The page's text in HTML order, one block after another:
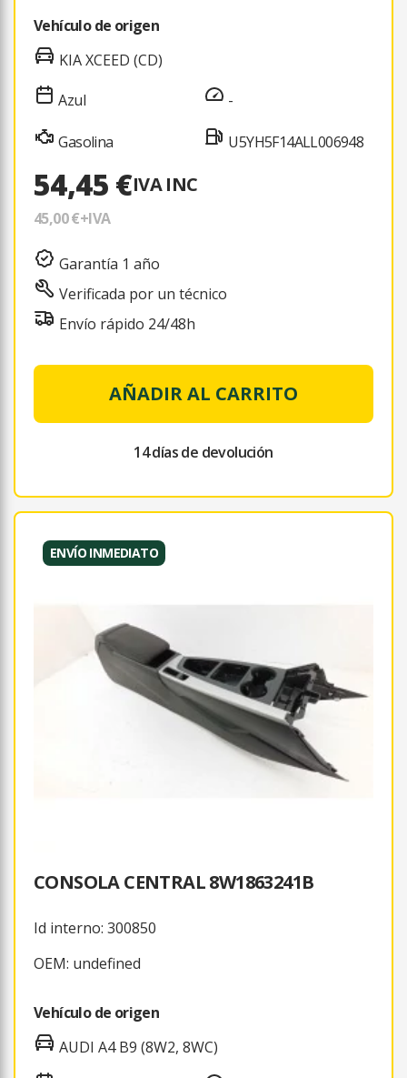
Vehículo de origen
KIA XCEED (CD)
Azul
Gasolina
-
U5YH5F14ALL006948
54,45 €IVA INC
45,00 €+IVA
Garantía 1 año
Verificada por un técnico
Envío rápido 24/48h
AÑADIR AL CARRITO
14 días de devolución
ENVÍO INMEDIATO
CONSOLA CENTRAL 8W1863241B
Id interno: 300850
OEM: undefined
Vehículo de origen
AUDI A4 B9 (8W2, 8WC)